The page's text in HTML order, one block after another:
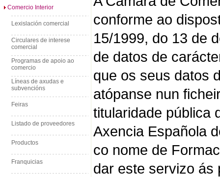
Comercio Interior
Lexislación comercial
Circulares de interese
comercial
Programas de apoio ao
comercio
Líneas de axudas e
subvencións
Feiras
Listado de proveedores
Productos
Franquicias
conforme ao
15/1999, do 13 de
de datos de
que os seus datos
atópanse nun
titularidade pública
Axencia Española
co nome de
dar este servizo ás